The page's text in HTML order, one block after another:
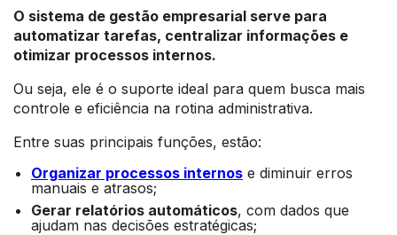
O sistema de gestão empresarial serve para
automatizar tarefas, centralizar informações e
otimizar processos internos.
Ou seja, ele é o suporte ideal para quem busca mais
controle e eficiência na rotina administrativa.
Entre suas principais funções, estão:
Organizar processos internos e diminuir erros
manuais e atrasos;
Gerar relatórios automáticos, com dados que
ajudam nas decisões estratégicas;